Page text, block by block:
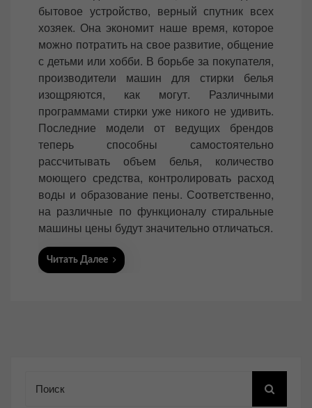
d
o
n
бытовое устройство, верный спутник всех
хозяек. Она экономит наше время, которое
можно потратить на свое развитие, общение
с детьми или хобби. В борьбе за покупателя,
производители машин для стирки белья
изощряются, как могут. Различными
программами стирки уже никого не удивить.
Последние модели от ведущих брендов
теперь способны самостоятельно
рассчитывать объем белья, количество
моющего средства, контролировать расход
воды и образование пены. Соответственно,
на различные по функционалу стиральные
машины цены будут значительно отличаться.
Читать Далее